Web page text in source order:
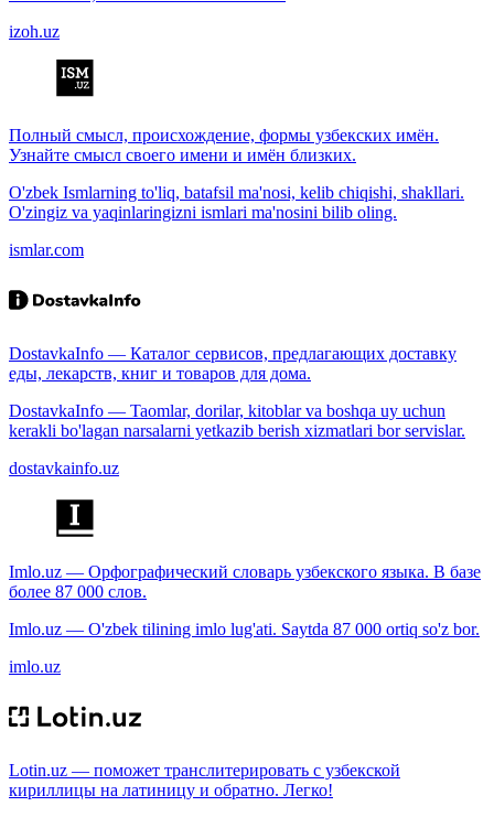
izoh.uz
Полный смысл, происхождение, формы узбекских имён.
Узнайте смысл своего имени и имён близких.
O'zbek Ismlarning to'liq, batafsil ma'nosi, kelib chiqishi, shakllari.
O'zingiz va yaqinlaringizni ismlari ma'nosini bilib oling.
ismlar.com
DostavkaInfo — Каталог сервисов, предлагающих доставку
еды, лекарств, книг и товаров для дома.
DostavkaInfo — Taomlar, dorilar, kitoblar va boshqa uy uchun
kerakli bo'lagan narsalarni yetkazib berish xizmatlari bor servislar.
dostavkainfo.uz
Imlo.uz — Орфографический словарь узбекского языка. В базе
более 87 000 слов.
Imlo.uz — O'zbek tilining imlo lug'ati. Saytda 87 000 ortiq so'z bor.
imlo.uz
Lotin.uz — поможет транслитерировать с узбекской
кириллицы на латиницу и обратно. Легко!